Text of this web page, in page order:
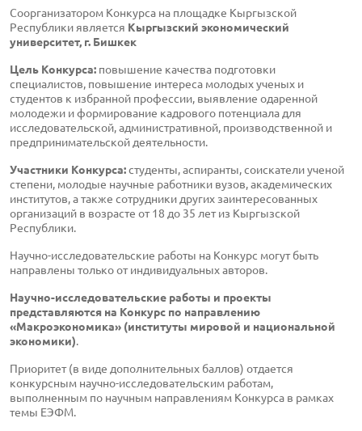
Соорганизатором Конкурса на площадке Кыргызской
Республики является Кыргызский экономический
университет, г. Бишкек
Цель Конкурса: повышение качества подготовки
специалистов, повышение интереса молодых ученых и
студентов к избранной профессии, выявление одаренной
молодежи и формирование кадрового потенциала для
исследовательской, административной, производственной и
предпринимательской деятельности.
Участники Конкурса:студенты, аспиранты, соискатели ученой
степени, молодые научные работники вузов, академических
институтов, а также сотрудники других заинтересованных
организаций в возрасте от 18 до 35 лет из Кыргызской
Республики.
Научно-исследовательские работы на Конкурс могут быть
направлены только от индивидуальных авторов.
Научно-исследовательские работы и проекты
представляются на Конкурс по направлению
«Макроэкономика» (институты мировой и национальной
экономики).
Приоритет (в виде дополнительных баллов) отдается
конкурсным научно-исследовательским работам,
выполненным по научным направлениям Конкурса в рамках
темы ЕЭФМ.